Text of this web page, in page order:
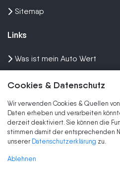
Cookies & Datenschutz
Wir verwenden Cookies & Quellen
Daten erheben und verarbeiten
derzeit deaktiviert. Sie können die
stimmen damit der entsprechenden
unserer Datenschutzerklärung zu.
Ablehnen
Sitemap
Links
Was ist mein Auto Wert
Wir kaufen dein Auto
Marken